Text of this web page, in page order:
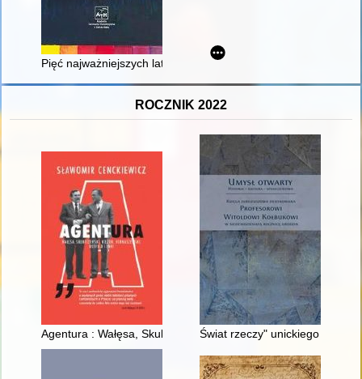
Pięć najważniejszych lat z siedemdziesięciu pięciu :
ROCZNIK 2022
Agentura : Wałęsa, Skubiszewski, Kieżun, Hermaszewski,
Świat rzeczy" unickiego